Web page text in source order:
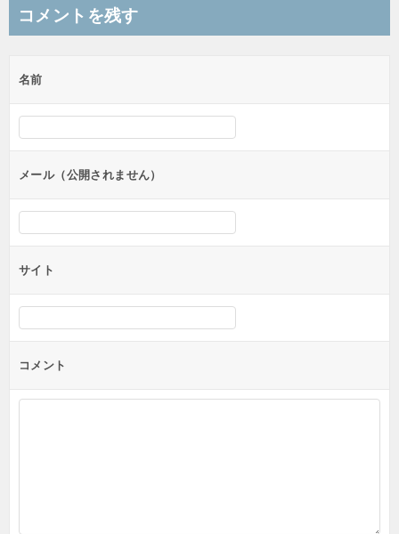
ビ
ー
シ
ン
コメントを残す
名前
メール（公開されません）
サイト
コメント